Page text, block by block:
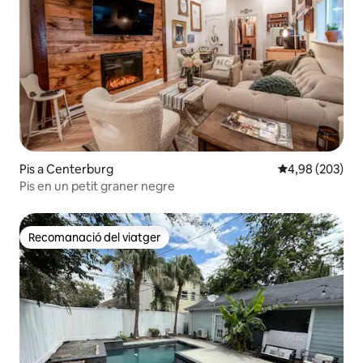
Pis a Centerburg 4,98 de
4,98 (203)
Pis en un petit graner negre
Recomanació del viatger
Recomanació del viatger